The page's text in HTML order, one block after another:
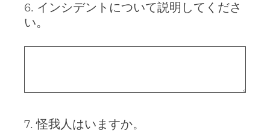
Question
Title
6. インシデントについて説明してくださ
い。
Question
7. 怪我人はいますか。